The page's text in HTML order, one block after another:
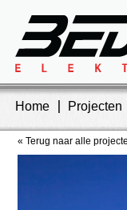
Home Projecten
« Terug naar alle